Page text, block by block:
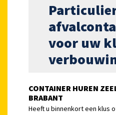
voor uw
CONTAINER HUREN
BRABANT
Heeft u binnenkort een klus